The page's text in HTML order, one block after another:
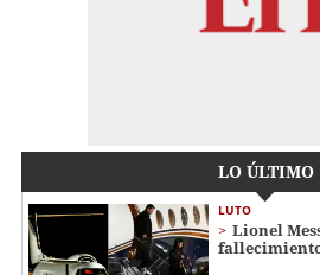
LO ÚLTIMO
LUTO
Lionel
fallecimiento